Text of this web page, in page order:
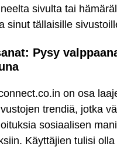
sivulta tai
sinut tällaisille
Pysy
on osa
trendiä, jotka
sosiaalisen
Käyttäjien tulisi